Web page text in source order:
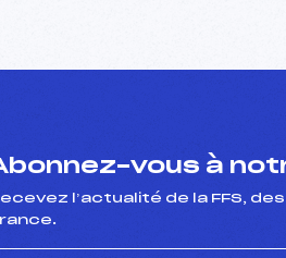
vous à
l’actualité de la FFS,